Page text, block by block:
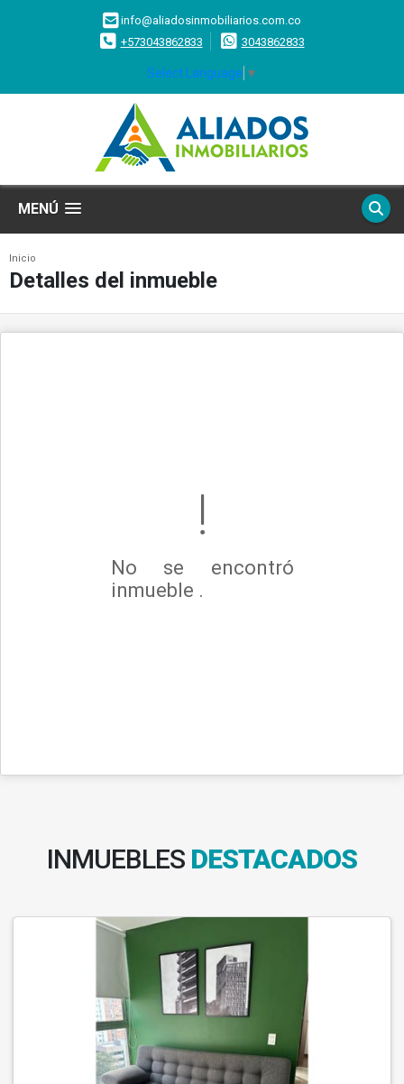
info@aliadosinmobiliarios.com.co
+573043862833
3043862833
Select Language ▼
MENÚ
Inicio
Detalles del inmueble
No se encontró
inmueble .
INMUEBLES DESTACADOS